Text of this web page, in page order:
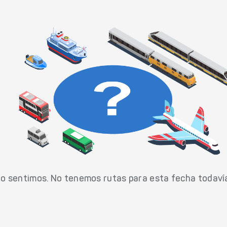
sentimos. No tenemos rutas para esta fecha